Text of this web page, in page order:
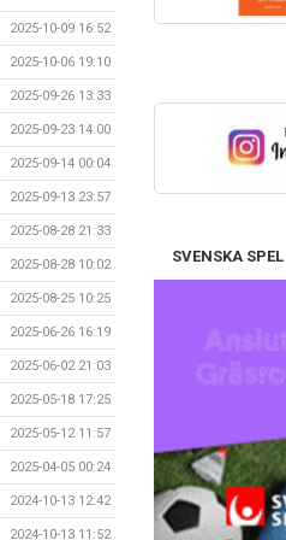
2025-10-09 16:52
2025-10-06 19:10
2025-09-26 13:33
2025-09-23 14:00
2025-09-14 00:04
2025-09-13 23:57
2025-08-28 21:33
2025-08-28 10:02
2025-08-25 10:25
2025-06-26 16:19
2025-06-02 21:03
2025-05-18 17:25
2025-05-12 11:57
2025-04-05 00:24
2024-10-13 12:42
2024-10-13 11:52
SVENSKA SPEL